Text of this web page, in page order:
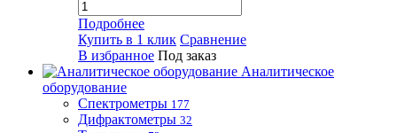
Подробнее
Купить в 1 клик Сравнение
В избранное Под заказ
Аналитическое
оборудование
Спектрометры 177
Дифрактометры 32